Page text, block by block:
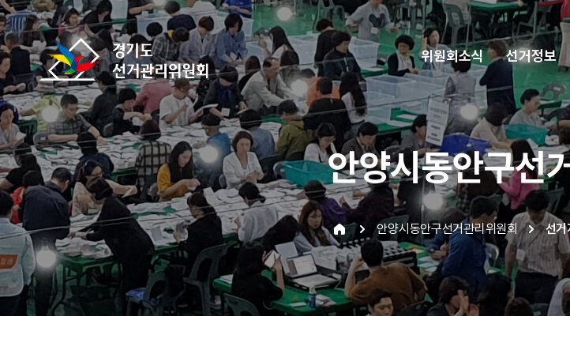
바로가기 메뉴
위원회소식 선거정보
안양시동안구선
안양시동안구선거관리위원회 선거